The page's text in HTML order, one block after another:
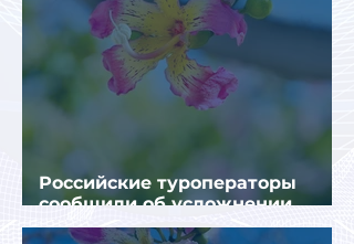
Российские туроператоры
сообщили об усложнении
получения виз в Грецию